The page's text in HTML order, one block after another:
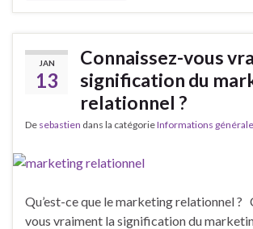
JAN
13
Connaissez-vous
signification du
relationnel ?
De sebastien dans la catégorieInformations
Qu’est-ce que le marketing relationnel ?
vous vraiment la signification du